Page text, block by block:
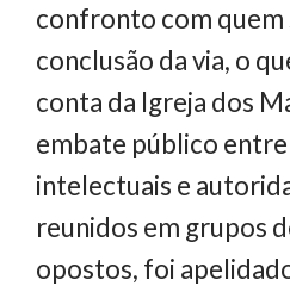
confronto com quem
conclusão da via, o
conta da Igreja dos
embate público
intelectuais e
reunidos em grupos
opostos, foi